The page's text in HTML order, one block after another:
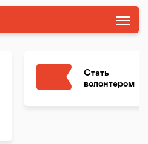
Стать
волонтером